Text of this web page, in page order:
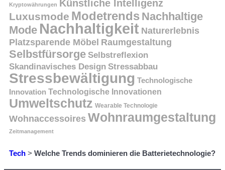
Kryptowährungen Künstliche Intelligenz
Luxusmode Modetrends Nachhaltige
Mode Nachhaltigkeit Naturerlebnis
Platzsparende Möbel Raumgestaltung
Selbstfürsorge Selbstreflexion
Skandinavisches Design Stressabbau
Stressbewältigung Technologische
Innovation Technologische Innovationen
Umweltschutz Wearable Technologie
Wohnaccessoires Wohnraumgestaltung
Zeitmanagement
Tech > Welche Trends dominieren die Batterietechnologie?